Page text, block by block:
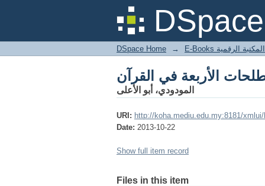
DSpace Home → المكتبة الرقمية
المودودي، أبو الأعلى
URI: http://koha.mediu.edu.my:8181/
Date: 2013-10-22
Show full item record
Files in this item